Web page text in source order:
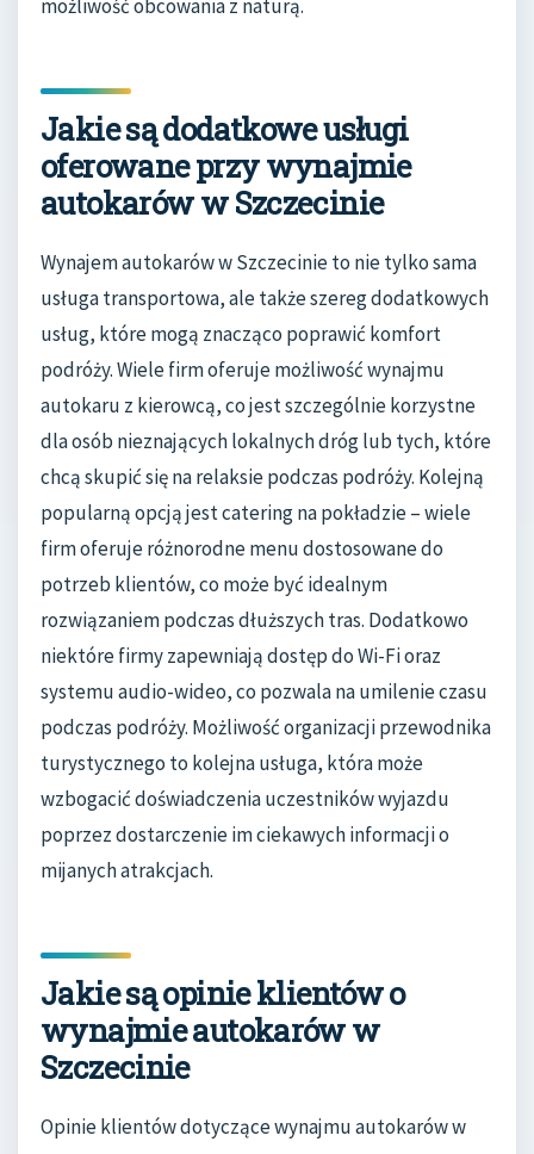
możliwość obcowania z naturą.
Jakie są dodatkowe usługi
oferowane przy wynajmie
autokarów w Szczecinie
Wynajem autokarów w Szczecinie to nie tylko sama
usługa transportowa, ale także szereg dodatkowych
usług, które mogą znacząco poprawić komfort
podróży. Wiele firm oferuje możliwość wynajmu
autokaru z kierowcą, co jest szczególnie korzystne
dla osób nieznających lokalnych dróg lub tych, które
chcą skupić się na relaksie podczas podróży. Kolejną
popularną opcją jest catering na pokładzie – wiele
firm oferuje różnorodne menu dostosowane do
potrzeb klientów, co może być idealnym
rozwiązaniem podczas dłuższych tras. Dodatkowo
niektóre firmy zapewniają dostęp do Wi-Fi oraz
systemu audio-wideo, co pozwala na umilenie czasu
podczas podróży. Możliwość organizacji przewodnika
turystycznego to kolejna usługa, która może
wzbogacić doświadczenia uczestników wyjazdu
poprzez dostarczenie im ciekawych informacji o
mijanych atrakcjach.
Jakie są opinie klientów o
wynajmie autokarów w
Szczecinie
Opinie klientów dotyczące wynajmu autokarów w